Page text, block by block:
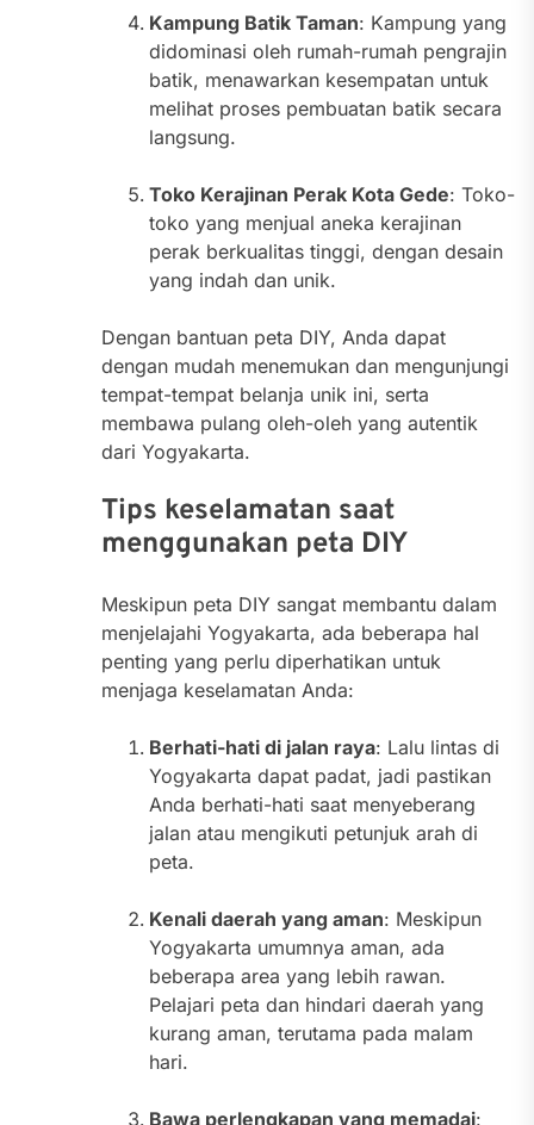
Kampung Batik Taman: Kampung yang
didominasi oleh rumah-rumah pengrajin
batik, menawarkan kesempatan untuk
melihat proses pembuatan batik secara
langsung.
Toko Kerajinan Perak Kota Gede: Toko-
toko yang menjual aneka kerajinan
perak berkualitas tinggi, dengan desain
yang indah dan unik.
Dengan bantuan peta DIY, Anda dapat
dengan mudah menemukan dan mengunjungi
tempat-tempat belanja unik ini, serta
membawa pulang oleh-oleh yang autentik
dari Yogyakarta.
Tips keselamatan saat
menggunakan peta DIY
Meskipun peta DIY sangat membantu dalam
menjelajahi Yogyakarta, ada beberapa hal
penting yang perlu diperhatikan untuk
menjaga keselamatan Anda:
Berhati-hati di jalan raya: Lalu lintas di
Yogyakarta dapat padat, jadi pastikan
Anda berhati-hati saat menyeberang
jalan atau mengikuti petunjuk arah di
peta.
Kenali daerah yang aman: Meskipun
Yogyakarta umumnya aman, ada
beberapa area yang lebih rawan.
Pelajari peta dan hindari daerah yang
kurang aman, terutama pada malam
hari.
Bawa perlengkapan yang memadai: